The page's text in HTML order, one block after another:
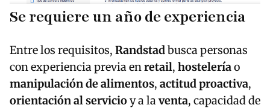
Se requiere un año de experiencia
Entre los requisitos, Randstadbusca personas
con experiencia previa enretail, hosteleríao
manipulación de alimentos, actitud proactiva,
orientación al servicioy a laventa, capacidad de